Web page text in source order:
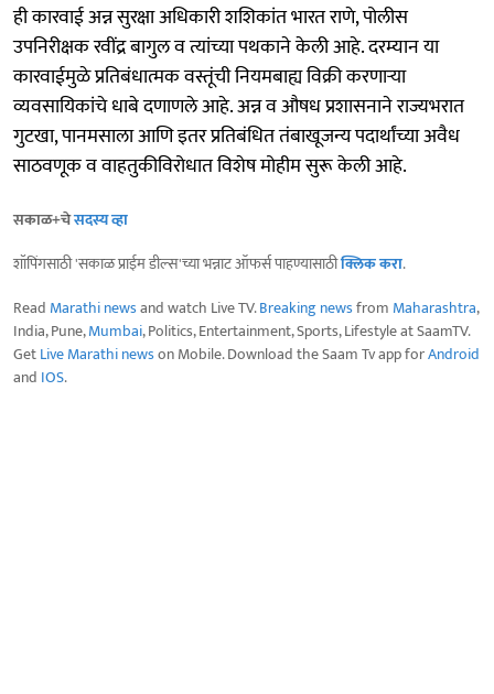
ही कारवाई अन्न सुरक्षा अधिकारी शशिकांत भारत राणे, पोलीस
उपनिरीक्षक रवींद्र बागुल व त्यांच्या पथकाने केली आहे. दरम्यान या
कारवाईमुळे प्रतिबंधात्मक वस्तूंची नियमबाह्य विक्री करणाऱ्या
व्यवसायिकांचे धाबे दणाणले आहे. अन्न व औषध प्रशासनाने राज्यभरात
गुटखा, पानमसाला आणि इतर प्रतिबंधित तंबाखूजन्य पदार्थांच्या अवैध
साठवणूक व वाहतुकीविरोधात विशेष मोहीम सुरू केली आहे.
सकाळ+चेसदस्य व्हा
शॉपिंगसाठी 'सकाळ प्राईम डील्स'च्या भन्नाट ऑफर्स पाहण्यासाठीक्लिक करा.
Read Marathi newsand watch Live TV.Breaking newsfrom Maharashtra,
India, Pune,Mumbai, Politics, Entertainment, Sports, Lifestyle at SaamTV.
GetLive Marathi newson Mobile. Download the Saam Tv app forAndroid
and IOS.